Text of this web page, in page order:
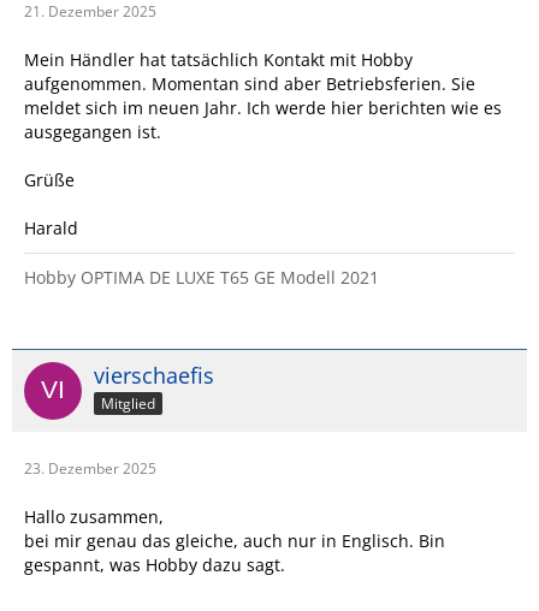
21. Dezember 2025
Mein Händler hat tatsächlich Kontakt mit Hobby
aufgenommen. Momentan sind aber Betriebsferien. Sie
meldet sich im neuen Jahr. Ich werde hier berichten wie es
ausgegangen ist.
Grüße
Harald
Hobby OPTIMA DE LUXE T65 GE Modell 2021
vierschaefis
Mitglied
23. Dezember 2025
Hallo zusammen,
bei mir genau das gleiche, auch nur in Englisch. Bin
gespannt, was Hobby dazu sagt.